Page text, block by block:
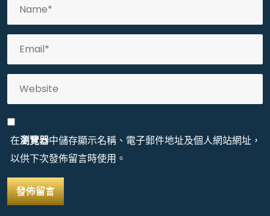
在瀏覽器中儲存顯示名稱、電子郵件地址及個人網站網址，
以供下次發佈留言時使用。